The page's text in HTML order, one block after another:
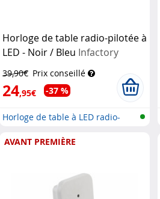
Horloge de table radio-pilotée à
LED - Noir / Bleu Infactory
39,90€ Prix conseillé
24,95€ -37 %
Horloge de table à LED radio-
AVANT PREMIÈRE